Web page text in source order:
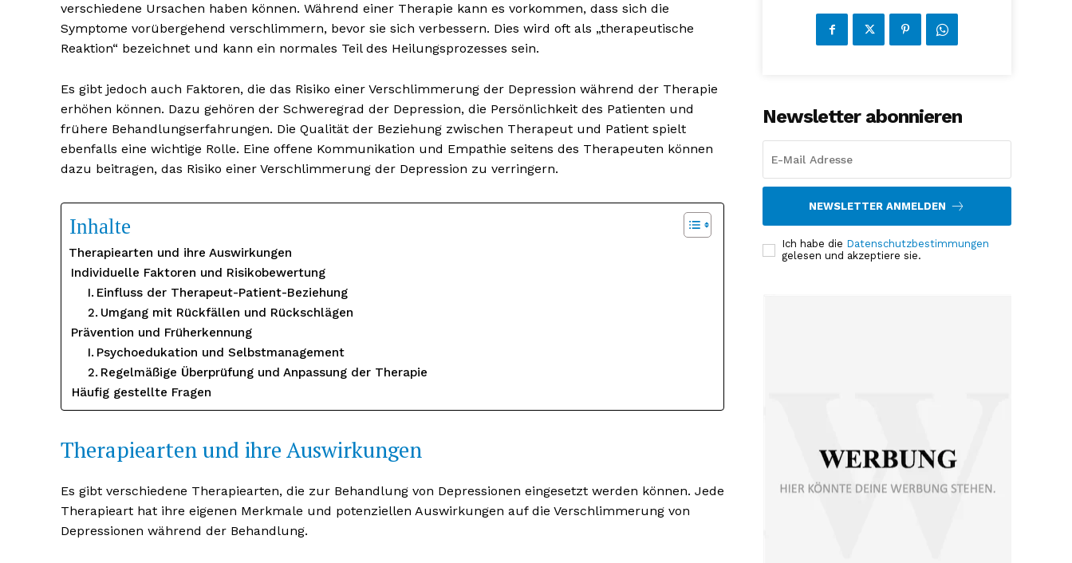
verschiedene Ursachen haben können. Während einer Therapie kann es vorkommen, dass sich die
Symptome vorübergehend verschlimmern, bevor sie sich verbessern. Dies wird oft als „therapeutische
Reaktion“ bezeichnet und kann ein normales Teil des Heilungsprozesses sein.
Es gibt jedoch auch Faktoren, die das Risiko einer Verschlimmerung der Depression während der Therapie
erhöhen können. Dazu gehören der Schweregrad der Depression, die Persönlichkeit des Patienten und
frühere Behandlungserfahrungen. Die Qualität der Beziehung zwischen Therapeut und Patient spielt
ebenfalls eine wichtige Rolle. Eine offene Kommunikation und Empathie seitens des Therapeuten können
dazu beitragen, das Risiko einer Verschlimmerung der Depression zu verringern.
Inhalte
Therapiearten und ihre Auswirkungen
Individuelle Faktoren und Risikobewertung
Einfluss der Therapeut-Patient-Beziehung
Umgang mit Rückfällen und Rückschlägen
Prävention und Früherkennung
Psychoedukation und Selbstmanagement
Regelmäßige Überprüfung und Anpassung der Therapie
Häufig gestellte Fragen
Therapiearten und ihre Auswirkungen
Es gibt verschiedene Therapiearten, die zur Behandlung von Depressionen eingesetzt werden können. Jede
Therapieart hat ihre eigenen Merkmale und potenziellen Auswirkungen auf die Verschlimmerung von
Depressionen während der Behandlung.
Newsletter abonnieren
NEWSLETTER ANMELDEN
Ich habe die Datenschutzbestimmungen
gelesen und akzeptiere sie.